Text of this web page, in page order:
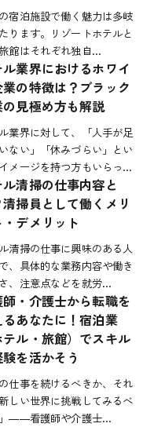
宿泊施設で働く魅力は多岐
ります。リゾートホテルと
館はそれぞれ独自…
ル業界におけるホワイ
業の特徴は？ブラック
見極め方も解説
業界に対して、「人手が足
ない」「休みづらい」とい
メージを持つ方もいらっ…
ル清掃の仕事内容と
清掃員として働くメリ
・デメリット
清掃の仕事に興味のある人
、具体的な業務内容や働き
、注意点などを就労…
・介護士から転職を
あなたに！宿泊業
テル・旅館）でスキル
を活かそう
の仕事を続けるべきか、それ
しい世界に挑戦してみるべ
――看護師や介護士…